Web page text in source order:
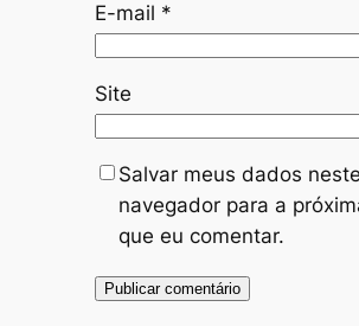
E-mail *
Site
Salvar meus dados neste
navegador para a
que eu comentar.